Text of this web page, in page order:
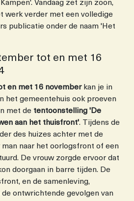
Vandaag zet zijn zoon,
werk verder met een volledige
publicatie onder de naam 'Het
tot en met 16
en met 16 novemberkan je in
het gemeentehuis ook proeven
met de tentoonstelling 'De
aan het thuisfront'. Tijdens de
des huizes achter met de
man naar het oorlogsfront of een
De vrouw zorgde ervoor dat
doorgaan in barre tijden. De
en de samenleving,
ontwrichtende gevolgen van